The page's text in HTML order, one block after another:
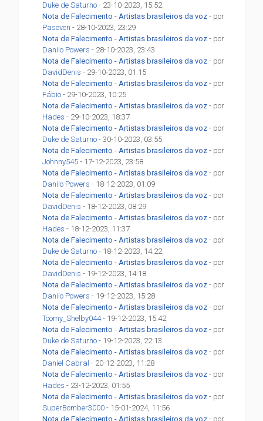
Duke de Saturno - 23-10-2023, 15:52
Nota de Falecimento - Artistas brasileiros da voz - por
Paseven - 28-10-2023, 23:29
Nota de Falecimento - Artistas brasileiros da voz - por
Danilo Powers - 28-10-2023, 23:43
Nota de Falecimento - Artistas brasileiros da voz - por
DavidDenis - 29-10-2023, 01:15
Nota de Falecimento - Artistas brasileiros da voz - por
Fábio - 29-10-2023, 10:25
Nota de Falecimento - Artistas brasileiros da voz - por
Hades - 29-10-2023, 18:37
Nota de Falecimento - Artistas brasileiros da voz - por
Duke de Saturno - 30-10-2023, 03:55
Nota de Falecimento - Artistas brasileiros da voz - por
Johnny545 - 17-12-2023, 23:58
Nota de Falecimento - Artistas brasileiros da voz - por
Danilo Powers - 18-12-2023, 01:09
Nota de Falecimento - Artistas brasileiros da voz - por
DavidDenis - 18-12-2023, 08:29
Nota de Falecimento - Artistas brasileiros da voz - por
Hades - 18-12-2023, 11:37
Nota de Falecimento - Artistas brasileiros da voz - por
Duke de Saturno - 18-12-2023, 14:22
Nota de Falecimento - Artistas brasileiros da voz - por
DavidDenis - 19-12-2023, 14:18
Nota de Falecimento - Artistas brasileiros da voz - por
Danilo Powers - 19-12-2023, 15:28
Nota de Falecimento - Artistas brasileiros da voz - por
Toomy_Shelby044- 19-12-2023, 15:42
Nota de Falecimento - Artistas brasileiros da voz - por
Duke de Saturno - 19-12-2023, 22:13
Nota de Falecimento - Artistas brasileiros da voz - por
Daniel Cabral - 20-12-2023, 11:28
Nota de Falecimento - Artistas brasileiros da voz - por
Hades - 23-12-2023, 01:55
Nota de Falecimento - Artistas brasileiros da voz - por
SuperBomber3000 - 15-01-2024, 11:56
Nota de Falecimento - Artistas brasileiros da voz - por